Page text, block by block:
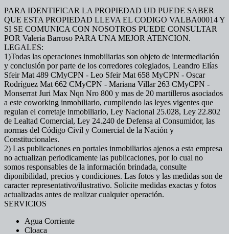
PARA IDENTIFICAR LA PROPIEDAD UD PUEDE SABER
QUE ESTA PROPIEDAD LLEVA EL CODIGO VALBA00014 Y
SI SE COMUNICA CON NOSOTROS PUEDE CONSULTAR
POR Valeria Barroso PARA UNA MEJOR ATENCION.
LEGALES:
1)Todas las operaciones inmobiliarias son objeto de intermediación
y conclusión por parte de los corredores colegiados, Leandro Elías
Sfeir Mat 489 CMyCPN - Leo Sfeir Mat 658 MyCPN - Oscar
Rodríguez Mat 662 CMyCPN - Mariana Villar 263 CMyCPN -
Monserrat Juri Max Nqn Nro 800 y mas de 20 martilleros asociados
a este coworking inmobiliario, cumpliendo las leyes vigentes que
regulan el corretaje inmobiliario, Ley Nacional 25.028, Ley 22.802
de Lealtad Comercial, Ley 24.240 de Defensa al Consumidor, las
normas del Código Civil y Comercial de la Nación y
Constitucionales.
2) Las publicaciones en portales inmobiliarios ajenos a esta empresa
no actualizan periodicamente las publicaciones, por lo cual no
somos responsables de la información brindada, consulte
diponibilidad, precios y condiciones. Las fotos y las medidas son de
caracter representativo/ilustrativo. Solicite medidas exactas y fotos
actualizadas antes de realizar cualquier operación.
SERVICIOS
Agua Corriente
Cloaca